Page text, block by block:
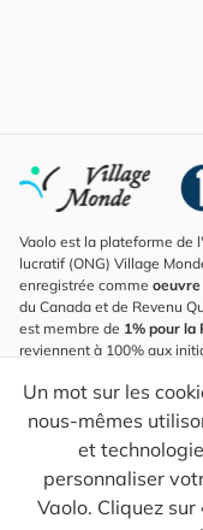
Un mot sur les
nous-mêmes
et
personnaliser
Vaolo. Cliquez
Vaolo est la plateforme de
lucratif (ONG) Village
enregistrée comme oeuvre
du Canada et de Revenu
est membre de 1% pour la
reviennent à 100% aux
S'inscrire à l'infolettre
Pour connaître les
astuces pour des voyages
Ton courriel